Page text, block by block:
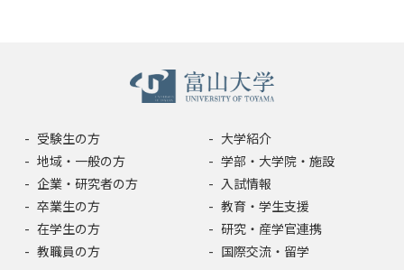
受験生の方
地域・一般の方
企業・研究者の方
卒業生の方
在学生の方
教職員の方
大学紹介
学部・大学院・施設
入試情報
教育・学生支援
研究・産学官連携
国際交流・留学